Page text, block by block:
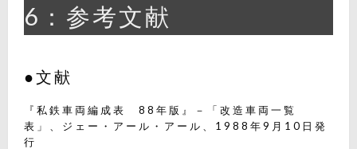
6：参考文献
●文献
『私鉄車両編成表 88年版』－「改造車両一覧
表」、ジェー・アール・アール、1988年9月10日発
行